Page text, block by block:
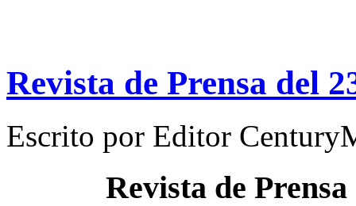
Revista de Prensa del
Escrito por Editor
Revista de